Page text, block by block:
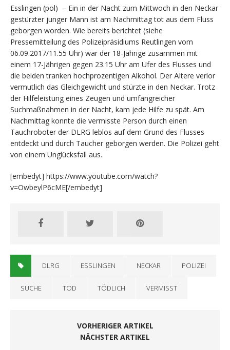
Esslingen (pol) – Ein in der Nacht zum Mittwoch in den Neckar
gestürzter junger Mann ist am Nachmittag tot aus dem Fluss
geborgen worden. Wie bereits berichtet (siehe
Pressemitteilung des Polizeipräsidiums Reutlingen vom
06.09.2017/11.55 Uhr) war der 18-Jährige zusammen mit
einem 17-Jährigen gegen 23.15 Uhr am Ufer des Flusses und
die beiden tranken hochprozentigen Alkohol. Der Ältere verlor
vermutlich das Gleichgewicht und stürzte in den Neckar. Trotz
der Hilfeleistung eines Zeugen und umfangreicher
Suchmaßnahmen in der Nacht, kam jede Hilfe zu spät. Am
Nachmittag konnte die vermisste Person durch einen
Tauchroboter der DLRG leblos auf dem Grund des Flusses
entdeckt und durch Taucher geborgen werden. Die Polizei geht
von einem Unglücksfall aus.
[embedyt] https://www.youtube.com/watch?
v=OwbeylP6cME[/embedyt]
DLRG ESSLINGEN NECKAR POLIZEI
SUCHE TOD TÖDLICH VERMISST
VORHERIGER ARTIKEL
NÄCHSTER ARTIKEL